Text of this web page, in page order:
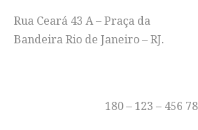
Rua Ceará 43 A – Praça da
Bandeira Rio de Janeiro – RJ.
180 – 123 – 456